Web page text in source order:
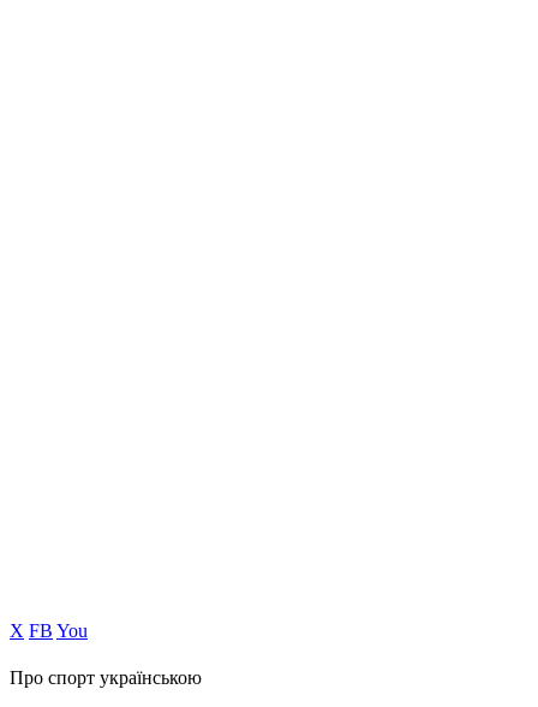
Х FB You
Про спорт українською